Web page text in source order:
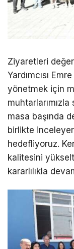
Ziyaretleri
Yardımcısı
yönetmek için
masa başında
birlikte
hedefliyoruz.
kalitesini
kararlılıkla